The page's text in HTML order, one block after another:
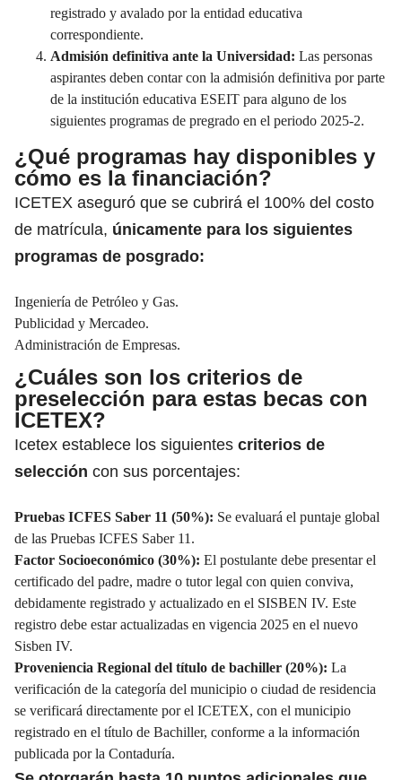
registrado y avalado por la entidad educativa
correspondiente.
Admisión definitiva ante la Universidad: Las personas
aspirantes deben contar con la admisión definitiva por parte
de la institución educativa ESEIT para alguno de los
siguientes programas de pregrado en el periodo 2025-2.
¿Qué programas hay disponibles y
cómo es la financiación?
ICETEX aseguró que se cubrirá el 100% del costo
de matrícula, únicamente para los siguientes
programas de posgrado:
Ingeniería de Petróleo y Gas.
Publicidad y Mercadeo.
Administración de Empresas.
¿Cuáles son los criterios de
preselección para estas becas con
ICETEX?
Icetex establece los siguientes criterios de
selección con sus porcentajes:
Pruebas ICFES Saber 11 (50%): Se evaluará el puntaje global
de las Pruebas ICFES Saber 11.
Factor Socioeconómico (30%): El postulante debe presentar el
certificado del padre, madre o tutor legal con quien conviva,
debidamente registrado y actualizado en el SISBEN IV. Este
registro debe estar actualizadas en vigencia 2025 en el nuevo
Sisben IV.
Proveniencia Regional del título de bachiller (20%): La
verificación de la categoría del municipio o ciudad de residencia
se verificará directamente por el ICETEX, con el municipio
registrado en el título de Bachiller, conforme a la información
publicada por la Contaduría.